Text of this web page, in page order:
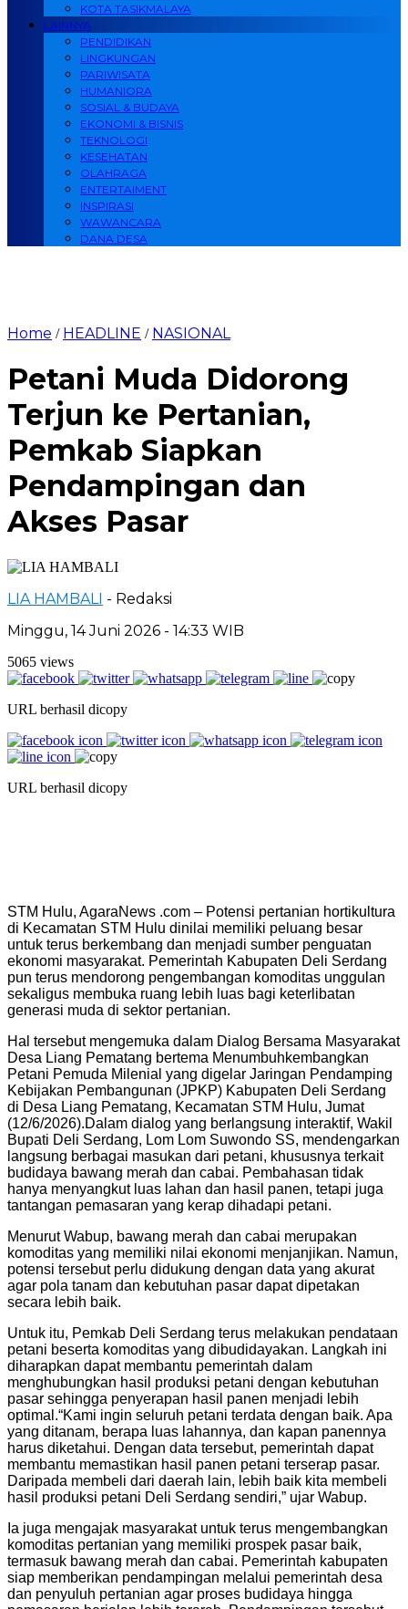
KOTA TASIKMALAYA
LAINNYA
PENDIDIKAN
LINGKUNGAN
PARIWISATA
HUMANIORA
SOSIAL & BUDAYA
EKONOMI & BISNIS
TEKNOLOGI
KESEHATAN
OLAHRAGA
ENTERTAIMENT
INSPIRASI
WAWANCARA
DANA DESA
Home / HEADLINE / NASIONAL
Petani Muda Didorong
Terjun ke Pertanian,
Pemkab Siapkan
Pendampingan dan
Akses Pasar
LIA HAMBALI - Redaksi
Minggu, 14 Juni 2026 - 14:33 WIB
5065 views
URL berhasil dicopy
URL berhasil dicopy
STM Hulu, AgaraNews .com – Potensi pertanian hortikultura
di Kecamatan STM Hulu dinilai memiliki peluang besar
untuk terus berkembang dan menjadi sumber penguatan
ekonomi masyarakat. Pemerintah Kabupaten Deli Serdang
pun terus mendorong pengembangan komoditas unggulan
sekaligus membuka ruang lebih luas bagi keterlibatan
generasi muda di sektor pertanian.
Hal tersebut mengemuka dalam Dialog Bersama Masyarakat
Desa Liang Pematang bertema Menumbuhkembangkan
Petani Pemuda Milenial yang digelar Jaringan Pendamping
Kebijakan Pembangunan (JPKP) Kabupaten Deli Serdang
di Desa Liang Pematang, Kecamatan STM Hulu, Jumat
(12/6/2026).Dalam dialog yang berlangsung interaktif, Wakil
Bupati Deli Serdang, Lom Lom Suwondo SS, mendengarkan
langsung berbagai masukan dari petani, khususnya terkait
budidaya bawang merah dan cabai. Pembahasan tidak
hanya menyangkut luas lahan dan hasil panen, tetapi juga
tantangan pemasaran yang kerap dihadapi petani.
Menurut Wabup, bawang merah dan cabai merupakan
komoditas yang memiliki nilai ekonomi menjanjikan. Namun,
potensi tersebut perlu didukung dengan data yang akurat
agar pola tanam dan kebutuhan pasar dapat dipetakan
secara lebih baik.
Untuk itu, Pemkab Deli Serdang terus melakukan pendataan
petani beserta komoditas yang dibudidayakan. Langkah ini
diharapkan dapat membantu pemerintah dalam
menghubungkan hasil produksi petani dengan kebutuhan
pasar sehingga penyerapan hasil panen menjadi lebih
optimal.“Kami ingin seluruh petani terdata dengan baik. Apa
yang ditanam, berapa luas lahannya, dan kapan panennya
harus diketahui. Dengan data tersebut, pemerintah dapat
membantu memastikan hasil panen petani terserap pasar.
Daripada membeli dari daerah lain, lebih baik kita membeli
hasil produksi petani Deli Serdang sendiri,” ujar Wabup.
Ia juga mengajak masyarakat untuk terus mengembangkan
komoditas pertanian yang memiliki prospek pasar baik,
termasuk bawang merah dan cabai. Pemerintah kabupaten
siap memberikan pendampingan melalui pemerintah desa
dan penyuluh pertanian agar proses budidaya hingga